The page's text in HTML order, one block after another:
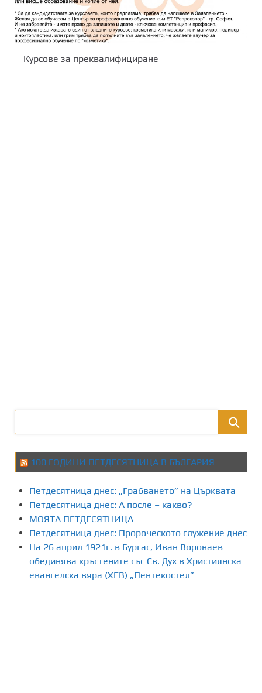
Курсове за преквалифициране
100 ГОДИНИ ПЕТДЕСЯТНИЦА В БЪЛГАРИЯ
Петдесятница днес: „Грабването” на Църквата
Петдесятница днес: А после – какво?
МОЯТА ПЕТДЕСЯТНИЦА
Петдесятница днес: Пророческото служение днес
На 26 април 1921г. в Бургас, Иван Воронаев
обединява кръстените със Св. Дух в Християнска
евангелска вяра (ХЕВ) „Пентекостел”